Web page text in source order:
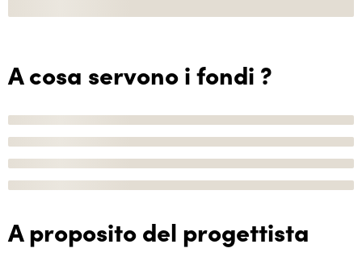
A cosa servono i fondi ?
A proposito del progettista